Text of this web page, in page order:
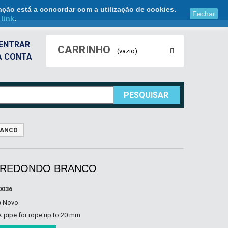
está a concordar com a utilização de cookies.
link.
Fechar
CARRINHO (vazio)
CONTA
PESQUISAR
BRANCO
Novo
pipe for rope up to 20 mm